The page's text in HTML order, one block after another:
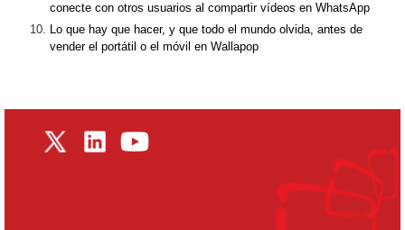
conecte con otros usuarios al compartir vídeos en WhatsApp
Lo que hay que hacer, y que todo el mundo olvida, antes de
vender el portátil o el móvil en Wallapop